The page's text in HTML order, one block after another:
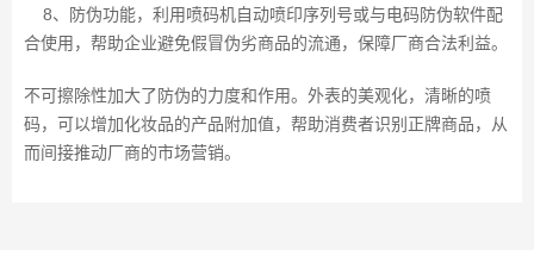
8、防伪功能，利用喷码机自动喷印序列号或与电码防伪软件配
合使用，帮助企业避免假冒伪劣商品的流通，保障厂商合法利益。
不可擦除性加大了防伪的力度和作用。外表的美观化，清晰的喷
码，可以增加化妆品的产品附加值，帮助消费者识别正牌商品，从
而间接推动厂商的市场营销。